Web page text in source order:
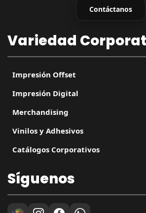
Contáctanos
Variedad
Impresión Offset
Impresión Digital
Merchandising
Vinilos y Adhesivos
Catálogos Corporativos
Síguenos